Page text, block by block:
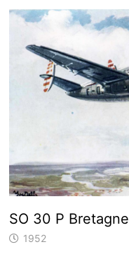
SO 30 P Bretagne
1952